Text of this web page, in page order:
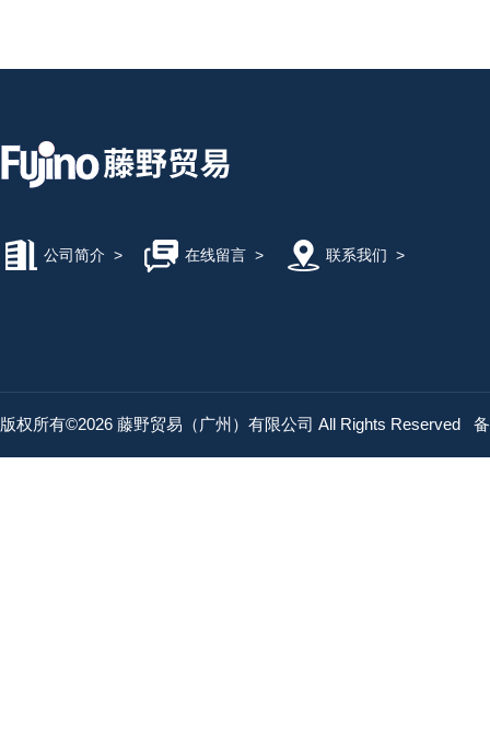
公司简介 > 在线留言> 联系我们 >
版权所有©2026 藤野贸易（广州）有限公司 All Rights Reserved